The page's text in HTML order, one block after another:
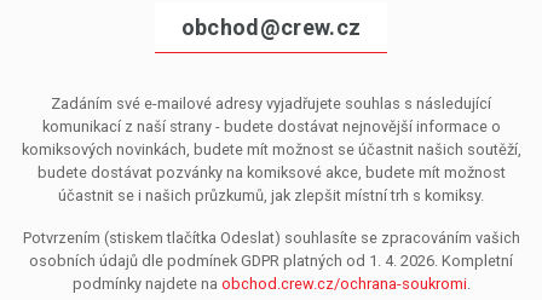
obchod@crew.cz
Zadáním své e-mailové adresy vyjadřujete souhlas s následující
komunikací z naší strany - budete dostávat nejnovější informace o
komiksových novinkách, budete mít možnost se účastnit našich soutěží,
budete dostávat pozvánky na komiksové akce, budete mít možnost
účastnit se i našich průzkumů, jak zlepšit místní trh s komiksy.
Potvrzením (stiskem tlačítka Odeslat) souhlasíte se zpracováním vašich
osobních údajů dle podmínek GDPR platných od 1. 4. 2026. Kompletní
podmínky najdete na obchod.crew.cz/ochrana-soukromi.